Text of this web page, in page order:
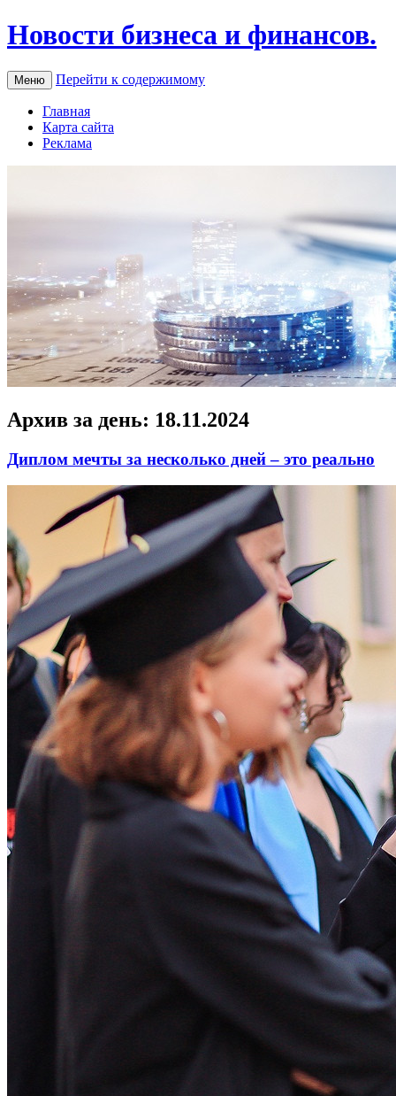
Новости бизнеса и финансов.
Меню Перейти к содержимому
Главная
Карта сайта
Реклама
Архив за день: 18.11.2024
Диплом мечты за несколько дней – это реально